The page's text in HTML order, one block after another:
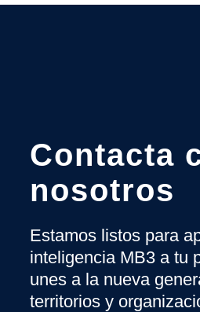
Contacta
nosotros
Estamos listos para
inteligencia MB3 a tu
unes a la nueva
territorios y